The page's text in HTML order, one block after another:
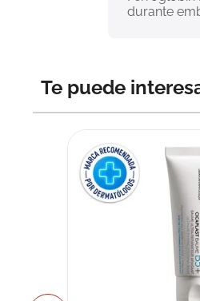
durante
Te puede